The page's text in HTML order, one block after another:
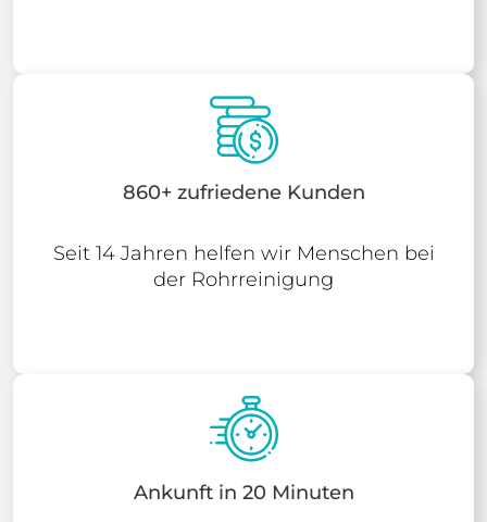
860+ zufriedene Kunden
Seit 14 Jahren helfen wir Menschen bei
der Rohrreinigung
Ankunft in 20 Minuten